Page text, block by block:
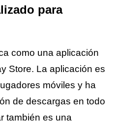
para
como una aplicación
Store. La aplicación es
móviles y ha
de descargas en todo
también es una